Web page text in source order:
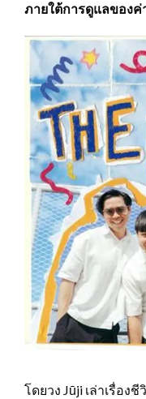
ภายใต้การดูแลของค่
โดยวง Jūji เล่าเรื่อ